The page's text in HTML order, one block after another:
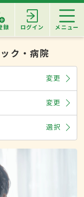
録 ログイン メニュー
ク・病院
変更
変更
選択